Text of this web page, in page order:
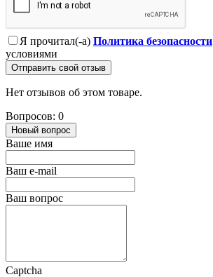
Я прочитал(-а) Политика безопасности
условиями
Отправить свой отзыв
Нет отзывов об этом товаре.
Вопросов: 0
Новый вопрос
Ваше имя
Ваш e-mail
Ваш вопрос
Captcha